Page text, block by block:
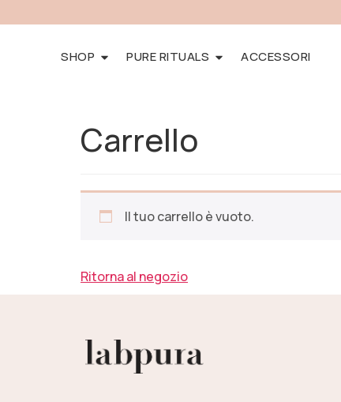
SHOP PURE RITUALS ACCESSORI
Carrello
Il tuo carrello è vuoto.
Ritorna al negozio